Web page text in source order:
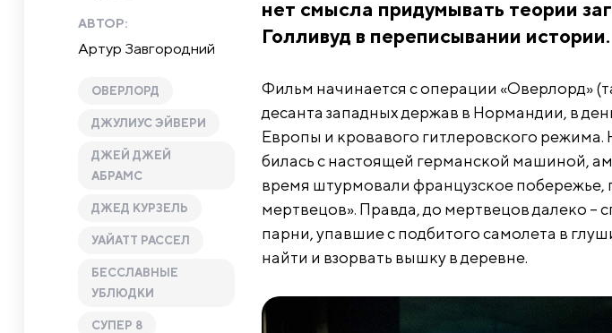
АВТОР:
Артур Завгородний
ОВЕРЛОРД
ДЖУЛИУС ЭЙВЕРИ
ДЖЕЙ ДЖЕЙ
АБРАМС
ДЖЕД КУРЗЕЛЬ
УАЙАТТ РАССЕЛ
БЕССЛАВНЫЕ
УБЛЮДКИ
СУПЕР 8
нет смысла придумывать теории
Голливуд в переписывании истории.
Фильм начинается с операции «Оверлорд»
десанта западных держав в Нормандии, в
Европы и кровавого гитлеровского режима.
билась с настоящей германской машиной,
время штурмовали французское побережье,
мертвецов». Правда, до мертвецов далеко –
парни, упавшие с подбитого самолета в
найти и взорвать вышку в деревне.